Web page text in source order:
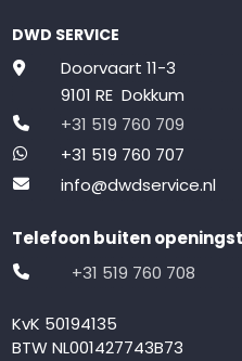
DWD SERVICE
Doorvaart 11-3
9101 RE Dokkum
+31 519 760 709
+31 519 760 707
info@dwdservice.nl
Telefoon buiten
+31 519 760 708
KvK 50194135
BTW NL001427743B73